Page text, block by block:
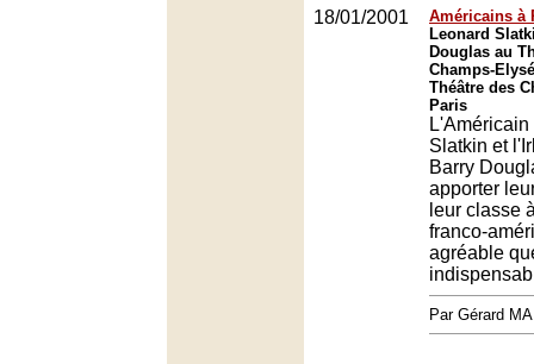
18/01/2001
Américains à
Leonard
Douglas au
Champs-
Théâtre des
Paris
Slatkin et
Barry
apporter
leur classe
franco-
agréable
Par Gérard